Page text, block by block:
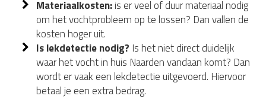
Materiaalkosten:is er veel of duur materiaal nodig
om het vochtprobleem op te lossen? Dan vallen de
kosten hoger uit.
Is lekdetectie nodig? Is het niet direct duidelijk
waar het vocht in huis Naarden vandaan komt? Dan
wordt er vaak een lekdetectie uitgevoerd. Hiervoor
betaal je een extra bedrag.